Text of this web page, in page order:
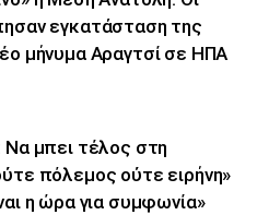
εγκατάσταση της
μήνυμα Αραγτσί σε ΗΠΑ
Να μπει τέλος στη
πόλεμος ούτε ειρήνη»
η ώρα για συμφωνία»